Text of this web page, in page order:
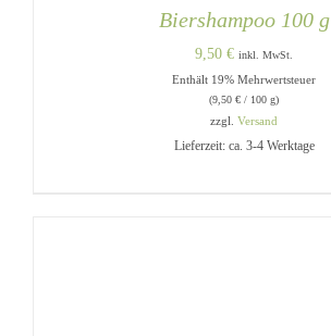
Biershampoo 100 g
9,50 € inkl. MwSt.
Enthält 19% Mehrwertsteuer
(9,50 € / 100 g)
zzgl. Versand
Lieferzeit: ca. 3-4 Werktage